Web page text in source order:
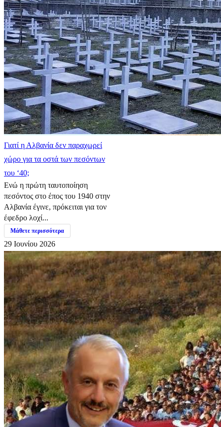
Γιατί η Αλβανία δεν παραχωρεί
χώρο για τα οστά των πεσόντων
του ‘40;
Ενώ η πρώτη ταυτοποίηση
πεσόντος στο έπος του 1940 στην
Αλβανία έγινε, πρόκειται για τον
έφεδρο λοχί...
Μάθετε περισσότερα
29 Ιουνίου 2026